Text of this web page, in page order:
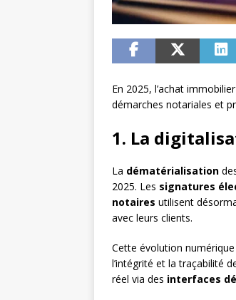
En 2025, l’achat
démarches notariales et
1. La
La dématérialisation
2025. Les signatures
notaires utilisent
avec leurs clients.
Cette évolution
l’intégrité et la traçabilité
réel via des interfaces